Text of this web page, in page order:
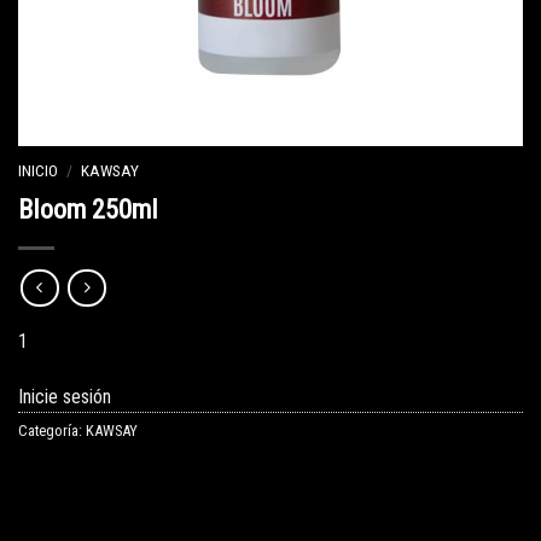
INICIO / KAWSAY
Bloom 250ml
1
Inicie sesión
Categoría: KAWSAY